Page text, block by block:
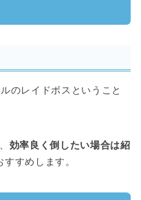
のレイドボスということ
効率良く倒したい場合は紹
すすめします。